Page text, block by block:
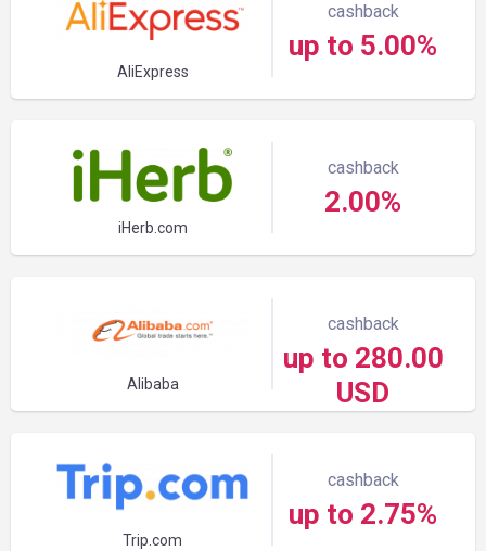
AliExpress
cashback
up to 5.00%
iHerb.com
cashback
2.00%
Alibaba
cashback
up to 280.00
USD
Trip.com
cashback
up to 2.75%